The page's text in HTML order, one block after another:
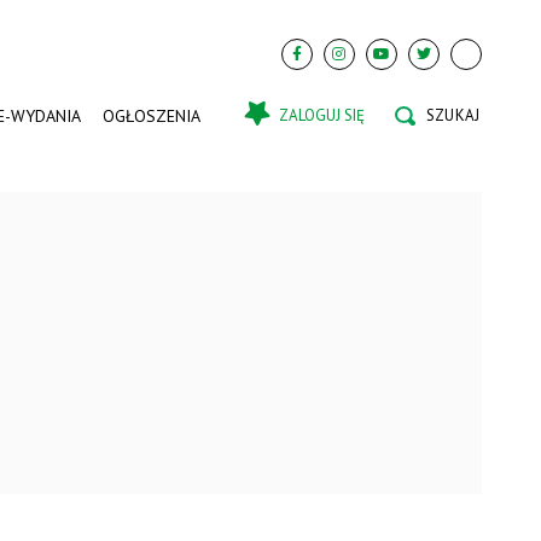
WYDANIA OGŁOSZENIA ZALOGUJ SIĘ